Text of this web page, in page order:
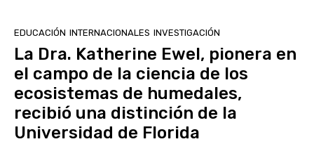
EDUCACIÓN INTERNACIONALES INVESTIGACIÓN
La Dra. Katherine Ewel, pionera en
el campo de la ciencia de los
ecosistemas de humedales,
recibió una distinción de la
Universidad de Florida